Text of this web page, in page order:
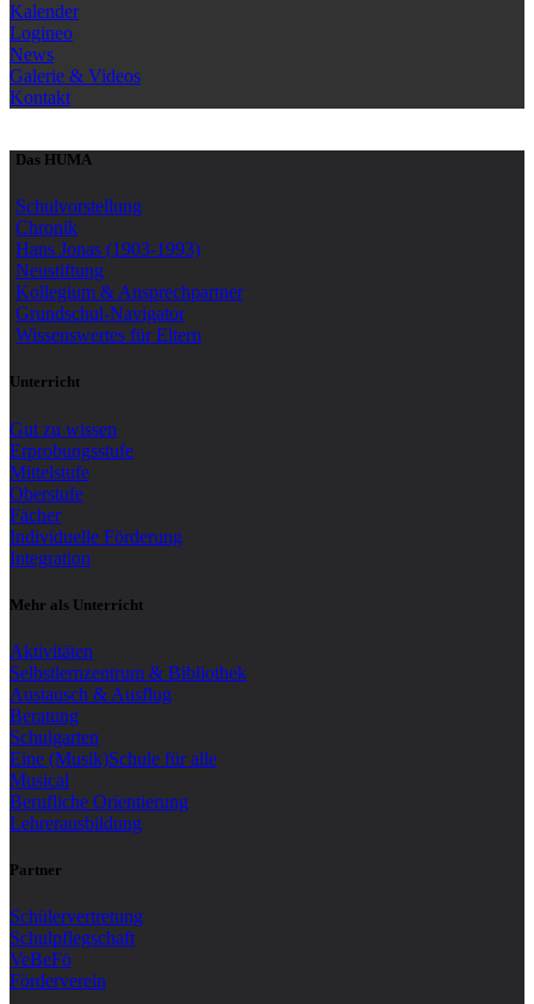
Kalender
Logineo
News
Galerie & Videos
Kontakt
Das HUMA
Schulvorstellung
Chronik
Hans Jonas (1903-1993)
Neustiftung
Kollegium & Ansprechpartner
Grundschul-Navigator
Wissenswertes für Eltern
Unterricht
Gut zu wissen
Erprobungsstufe
Mittelstufe
Oberstufe
Fächer
Individuelle Förderung
Integration
Mehr als Unterricht
Aktivitäten
Selbstlernzentrum & Bibliothek
Austausch & Ausflug
Beratung
Schulgarten
Eine (Musik)Schule für alle
Musical
Berufliche Orientierung
Lehrerausbildung
Partner
Schülervertretung
Schulpflegschaft
VeBeFö
Förderverein